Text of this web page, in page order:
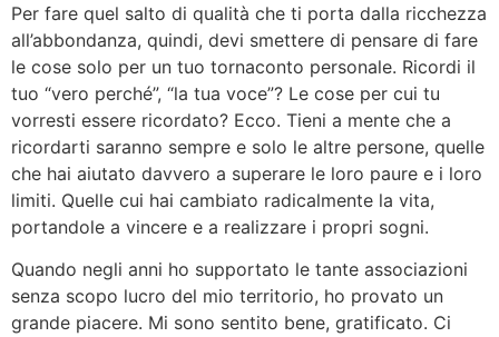
Per fare quel salto di qualità che ti porta dalla ricchezza
all’abbondanza, quindi, devi smettere di pensare di fare
le cose solo per un tuo tornaconto personale. Ricordi il
tuo “vero perché”, “la tua voce”? Le cose per cui tu
vorresti essere ricordato? Ecco. Tieni a mente che a
ricordarti saranno sempre e solo le altre persone, quelle
che hai aiutato davvero a superare le loro paure e i loro
limiti. Quelle cui hai cambiato radicalmente la vita,
portandole a vincere e a realizzare i propri sogni.
Quando negli anni ho supportato le tante associazioni
senza scopo lucro del mio territorio, ho provato un
grande piacere. Mi sono sentito bene, gratificato. Ci